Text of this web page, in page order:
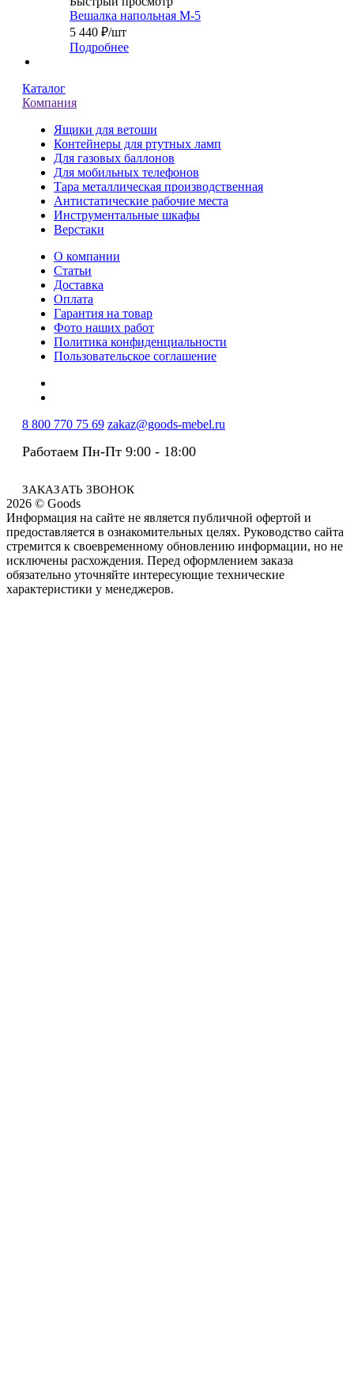
Вешалка напольная М-5
5 440 ₽/шт
Подробнее
Каталог
Компания
Ящики для ветоши
Контейнеры для ртутных ламп
Для газовых баллонов
Для мобильных телефонов
Тара металлическая производственная
Антистатические рабочие места
Инструментальные шкафы
Верстаки
О компании
Статьи
Доставка
Оплата
Гарантия на товар
Фото наших работ
Политика конфиденциальности
Пользовательское соглашение
8 800 770 75 69 zakaz@goods-mebel.ru
Работаем Пн-Пт 9:00 - 18:00
ЗАКАЗАТЬ ЗВОНОК
2026 © Goods
Информация на сайте не является публичной офертой и
предоставляется в ознакомительных целях. Руководство сайта
стремится к своевременному обновлению информации, но не
исключены расхождения. Перед оформлением заказа
обязательно уточняйте интересующие технические
характеристики у менеджеров.